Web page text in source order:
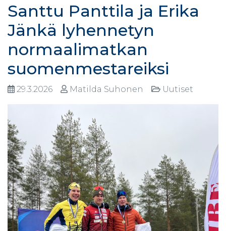
Santtu Panttila ja Erika
Jänkä lyhennetyn
normaalimatkan
suomenmestareiksi
29.3.2026 Matilda Suhonen Uutiset